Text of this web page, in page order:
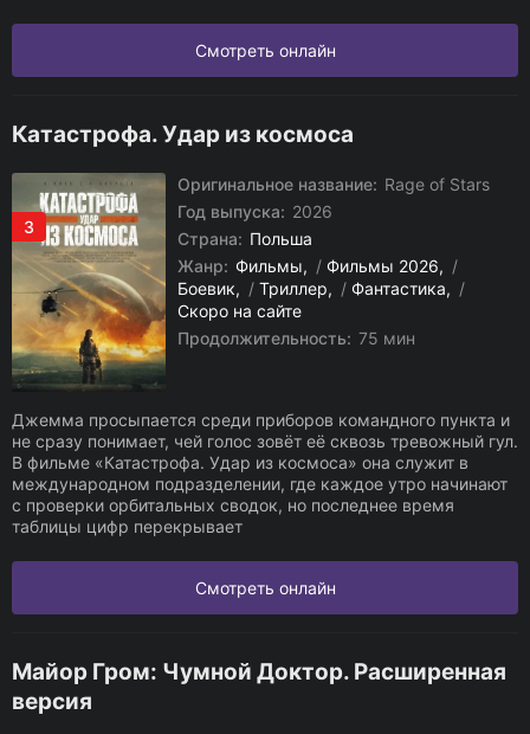
Смотреть онлайн
Катастрофа. Удар из космоса
3
Оригинальное название: Rage of Stars
Год выпуска: 2026
Страна: Польша
Жанр: Фильмы / Фильмы 2026
/
Боевик
/ Триллер / Фантастика
/
Скоро на сайте
Продолжительность: 75 мин
Джемма просыпается среди приборов командного пункта и
не сразу понимает, чей голос зовёт её сквозь тревожный гул.
В фильме «Катастрофа. Удар из космоса» она служит в
международном подразделении, где каждое утро начинают
с проверки орбитальных сводок, но последнее время
таблицы цифр перекрывает
Смотреть онлайн
Майор Гром: Чумной Доктор. Расширенная
версия